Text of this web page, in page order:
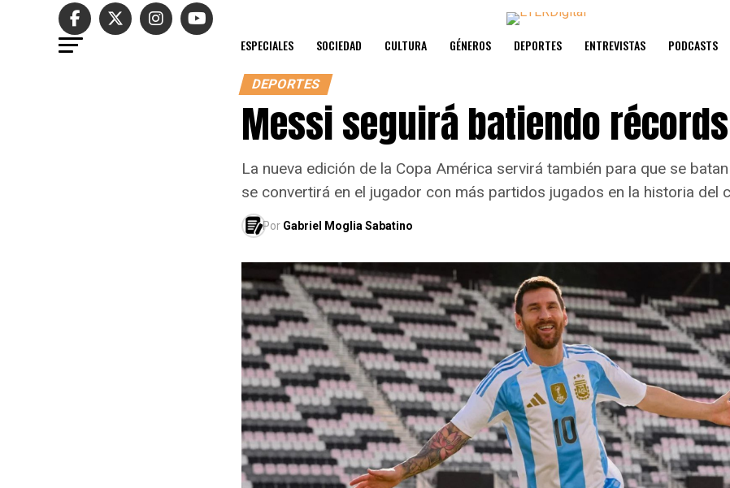
ESPECIALES SOCIEDAD CULTURA GÉNEROS DEPORTES ENTREVISTAS PODCASTS
DEPORTES
Messi seguirá batiendo récords
La nueva edición de la Copa América servirá también para que se
se convertirá en el jugador con más partidos jugados en la historia del
Por Gabriel Moglia Sabatino